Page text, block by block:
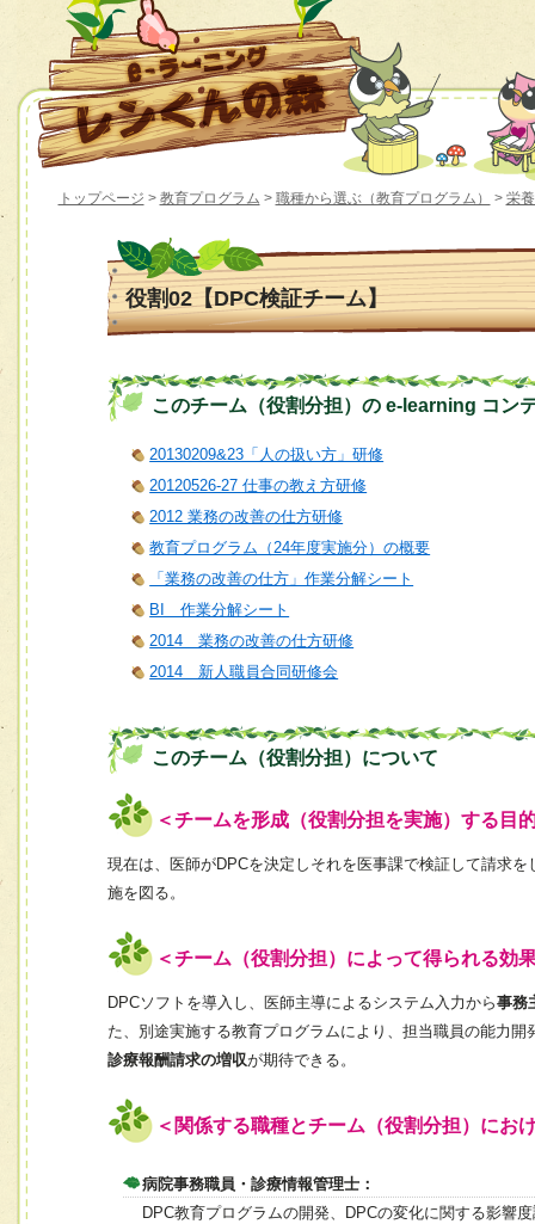
トップページ > 教育プログラム > 職種から選ぶ（教育プログラム） > 栄
役割02【DPC検証チーム】
このチーム（役割分担）の e-learning コン
20130209&23「人の扱い方」研修
20120526-27 仕事の教え方研修
2012 業務の改善の仕方研修
教育プログラム（24年度実施分）の概要
「業務の改善の仕方」作業分解シート
BI 作業分解シート
2014 業務の改善の仕方研修
2014 新人職員合同研修会
このチーム（役割分担）について
＜チームを形成（役割分担を実施）する目
現在は、医師がDPCを決定しそれを医事課で検証して請求
施を図る。
＜チーム（役割分担）によって得られる効
DPCソフトを導入し、医師主導によるシステム入力から事務
た、別途実施する教育プログラムにより、担当職員の能力
診療報酬請求の増収が期待できる。
＜関係する職種とチーム（役割分担）にお
病院事務職員・診療情報管理士：
DPC教育プログラムの開発、DPCの変化に関する影響